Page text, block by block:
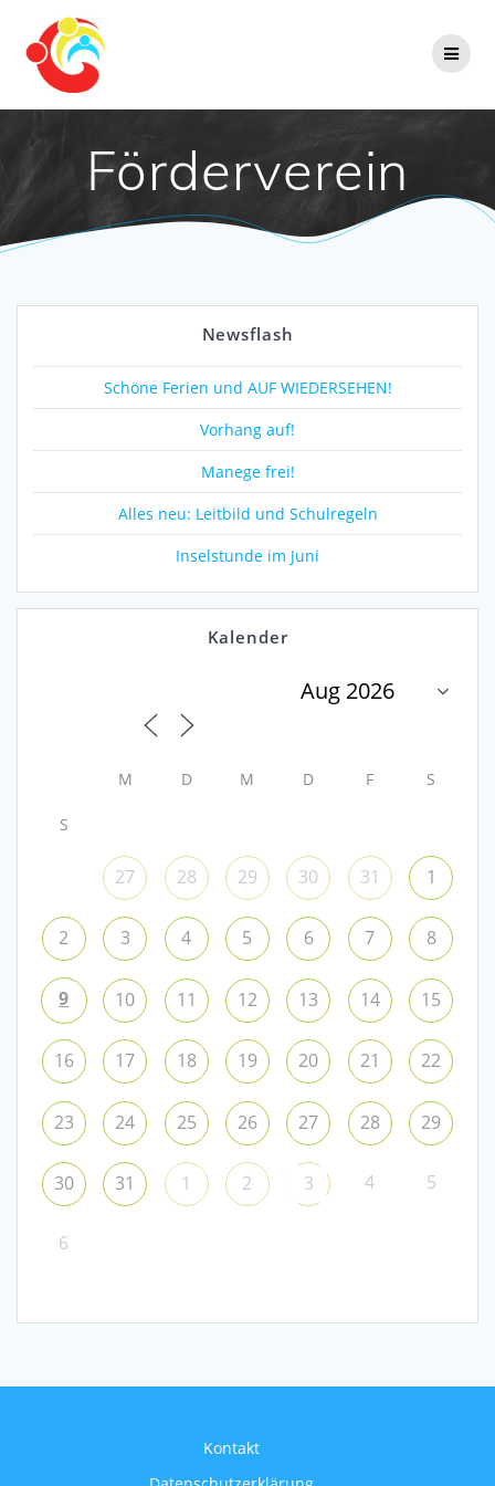
Förderverein
Newsflash
Schöne Ferien und AUF WIEDERSEHEN!
Vorhang auf!
Manege frei!
Alles neu: Leitbild und Schulregeln
Inselstunde im Juni
Kalender
M D M D F S
S
27 28 29 30 31 1
2 3 4 5 6 7 8
9 10 11 12 13 14 15
16 17 18 19 20 21 22
23 24 25 26 27 28 29
30 31 1 2 3 4 5
6
Kontakt